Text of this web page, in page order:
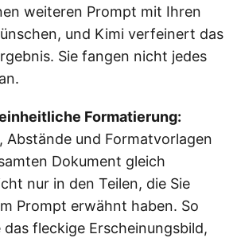
weiteren Prompt mit Ihren
und Kimi verfeinert das
Sie fangen nicht jedes
Formatierung:
Abstände und Formatvorlagen
Dokument gleich
nur in den Teilen, die Sie
Prompt erwähnt haben. So
das fleckige Erscheinungsbild,